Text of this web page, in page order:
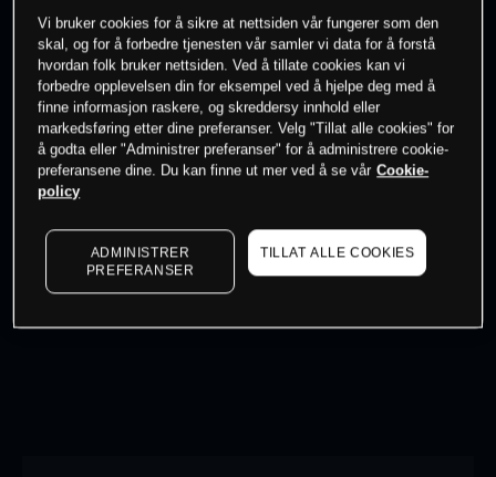
0% av kunder erpå dette instrumentet
Søk om konto
Kursene er veiledende.Log in
Vi bruker cookies for å sikre at nettsiden vår fungerer som den
skal, og for å forbedre tjenesten vår samler vi data for å forstå
hvordan folk bruker nettsiden. Ved å tillate cookies kan vi
forbedre opplevelsen din for eksempel ved å hjelpe deg med å
finne informasjon raskere, og skreddersy innhold eller
markedsføring etter dine preferanser. Velg "Tillat alle cookies" for
å godta eller "Administrer preferanser" for å administrere cookie-
preferansene dine. Du kan finne ut mer ved å se vår Cookie-
policy
ADMINISTRER
PREFERANSER
TILLAT ALLE COOKIES